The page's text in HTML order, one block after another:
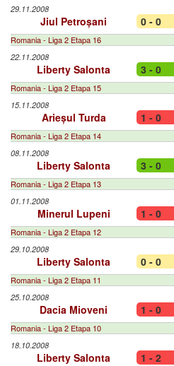
29.11.2008
Jiul Petroșani 0 - 0
Romania - Liga 2 Etapa 16
22.11.2008
Liberty Salonta 3 - 0
Romania - Liga 2 Etapa 15
15.11.2008
Arieșul Turda 1 - 0
Romania - Liga 2 Etapa 14
08.11.2008
Liberty Salonta 3 - 0
Romania - Liga 2 Etapa 13
01.11.2008
Minerul Lupeni 1 - 0
Romania - Liga 2 Etapa 12
29.10.2008
Liberty Salonta 0 - 0
Romania - Liga 2 Etapa 11
25.10.2008
Dacia Mioveni 1 - 0
Romania - Liga 2 Etapa 10
18.10.2008
Liberty Salonta 1 - 2